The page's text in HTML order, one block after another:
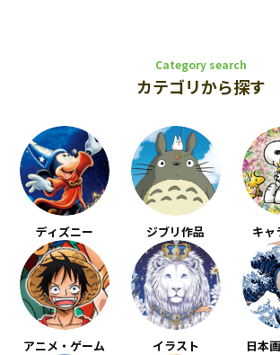
Category search
カテゴリから探す
ディズニー ジブリ作品 キャ
アニメ・ゲーム イラスト 日本